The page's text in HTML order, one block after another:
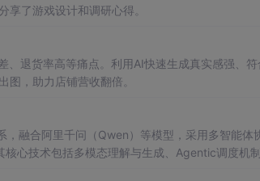
了游戏设计和调研心得。
退货率高等痛点。利用AI快速生成真实感强、符
，助力店铺营收翻倍。
，融合阿里千问（Qwen）等模型，采用多智能体
心技术包括多模态理解与生成、Agentic调度机